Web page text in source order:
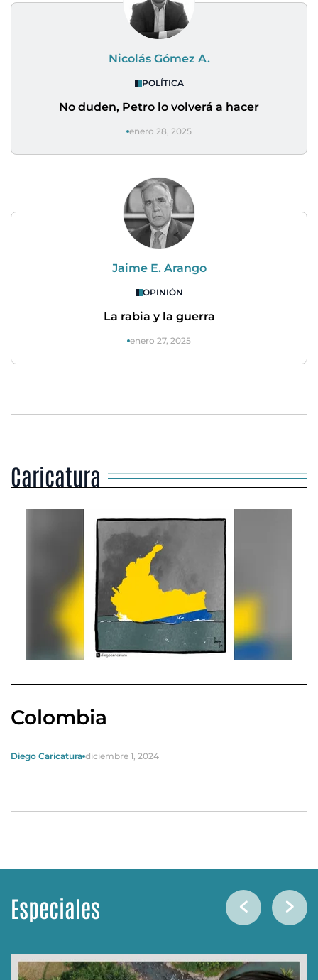
Nicolás Gómez A.
POLÍTICA
No duden, Petro lo volverá a hacer
enero 28, 2025
Jaime E. Arango
OPINIÓN
La rabia y la guerra
enero 27, 2025
Caricatura
Colombia
Diego Caricatura diciembre 1, 2024
Especiales